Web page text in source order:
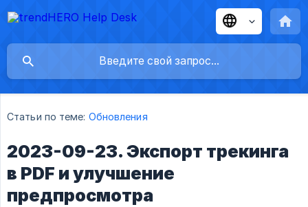
Статьи по теме: Обновления
2023-09-23. Экспорт трекинга
в PDF и улучшение
предпросмотра